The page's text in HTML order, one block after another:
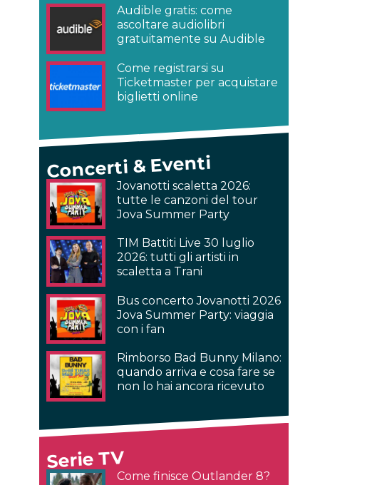
Audible gratis: come
ascoltare audiolibri
gratuitamente su Audible
Come registrarsi su
Ticketmaster per acquistare
biglietti online
Concerti & Eventi
Jovanotti scaletta 2026:
tutte le canzoni del tour
Jova Summer Party
TIM Battiti Live 30 luglio
2026: tutti gli artisti in
scaletta a Trani
Bus concerto Jovanotti 2026
Jova Summer Party: viaggia
con i fan
Rimborso Bad Bunny Milano:
quando arriva e cosa fare se
non lo hai ancora ricevuto
Serie TV
Come finisce Outlander 8?